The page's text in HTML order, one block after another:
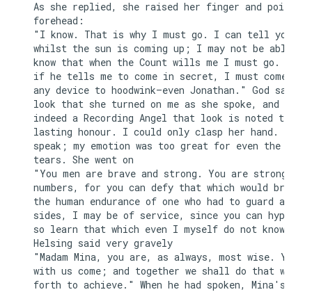
As she replied, she raised her finger and
forehead:
"I know. That is why I must go. I can tell you
whilst the sun is coming up; I may not be able
know that when the Count wills me I must go. I
if he tells me to come in secret, I must come by
any device to hoodwink—even Jonathan." God saw
look that she turned on me as she spoke, and if
indeed a Recording Angel that look is noted to
lasting honour. I could only clasp her hand. I
speak; my emotion was too great for even the
tears. She went on
"You men are brave and strong. You are strong in
numbers, for you can defy that which would break
the human endurance of one who had to guard
sides, I may be of service, since you can hypotise
so learn that which even I myself do not know."
Helsing said very gravely
"Madam Mina, you are, as always, most wise. You
with us come; and together we shall do that which
forth to achieve." When he had spoken, Mina's